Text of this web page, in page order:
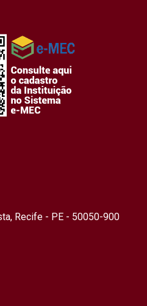
Recife - PE - 50050-900